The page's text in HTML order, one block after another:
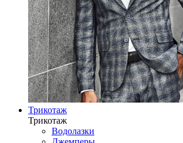
Трикотаж
Трикотаж
Водолазки